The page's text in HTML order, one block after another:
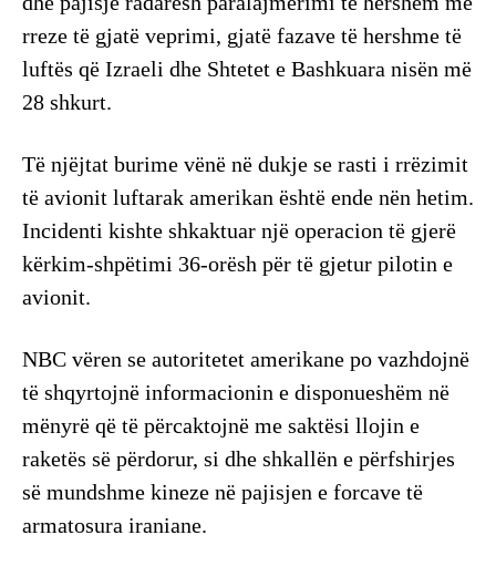
rreze të gjatë veprimi, gjatë fazave të hershme të
luftës që Izraeli dhe Shtetet e Bashkuara nisën më
28 shkurt.
Të njëjtat burime vënë në dukje se rasti i rrëzimit
të avionit luftarak amerikan është ende nën hetim.
Incidenti kishte shkaktuar një operacion të gjerë
kërkim-shpëtimi 36-orësh për të gjetur pilotin e
avionit.
NBC vëren se autoritetet amerikane po vazhdojnë
të shqyrtojnë informacionin e disponueshëm në
mënyrë që të përcaktojnë me saktësi llojin e
raketës së përdorur, si dhe shkallën e përfshirjes
së mundshme kineze në pajisjen e forcave të
armatosura iraniane.